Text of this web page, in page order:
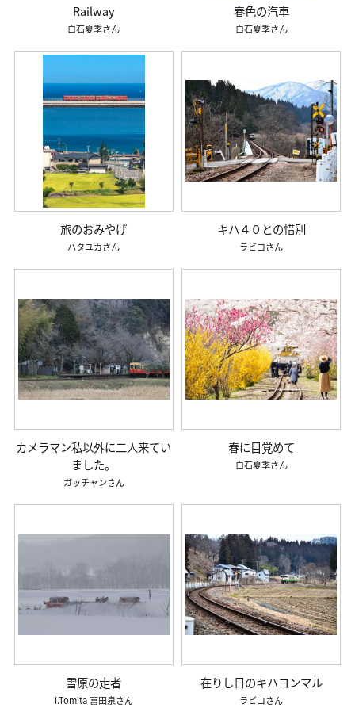
Railway
白石夏季
春色の汽車
白石夏季
旅のおみやげ
ハタユカ
キハ４０との惜別
ラビコ
カメラマン私以外に二人来てい
ました。
ガッチャン
春に目覚めて
白石夏季
雪原の走者
i.Tomita 富田泉
在りし日のキハヨンマル
ラビコ